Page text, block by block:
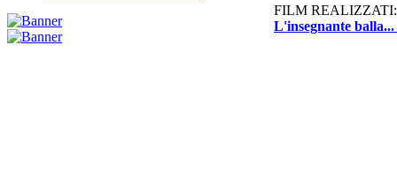
FILM REALIZZATI:
L'insegnante balla...